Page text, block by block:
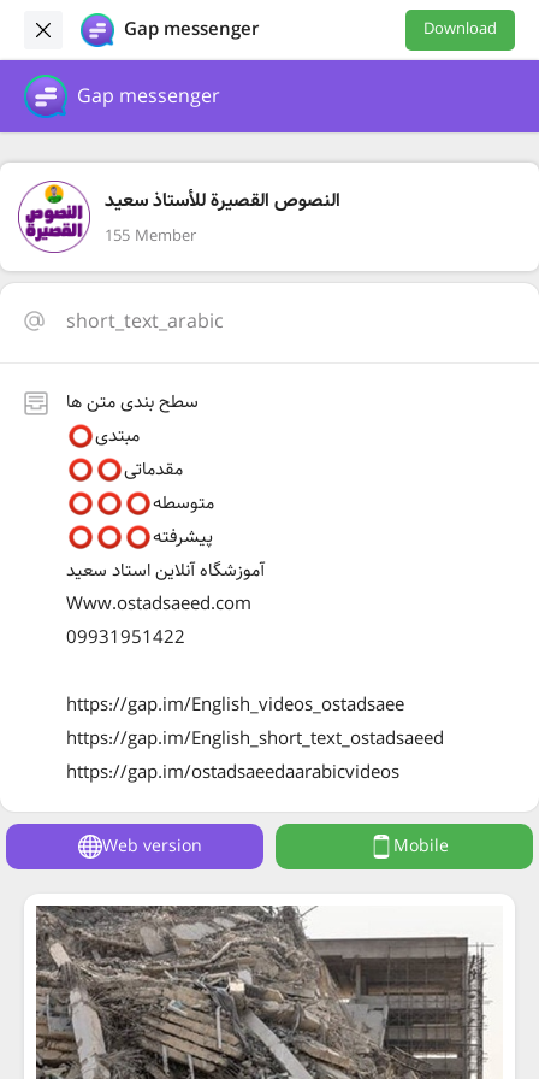
Gap messenger Download
Gap messenger
النصوص القصيرة للأستاذ سعيد
155 Member
short_text_arabic
سطح بندی متن ها
مبتدی
مقدماتی
متوسطه
پیشرفته
آموزشگاه آنلاین استاد سعید
Www.ostadsaeed.com
09931951422
https://gap.im/English_videos_ostadsaee
https://gap.im/English_short_text_ostadsaeed
https://gap.im/ostadsaeedaarabicvideos
Web version Mobile